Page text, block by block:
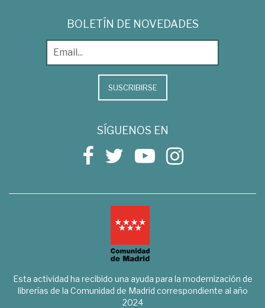
BOLETÍN DE NOVEDADES
SUSCRIBIRSE
SÍGUENOS EN
Esta actividad ha recibido una ayuda para la modernización de
librerías de la Comunidad de Madrid correspondiente al año
2024